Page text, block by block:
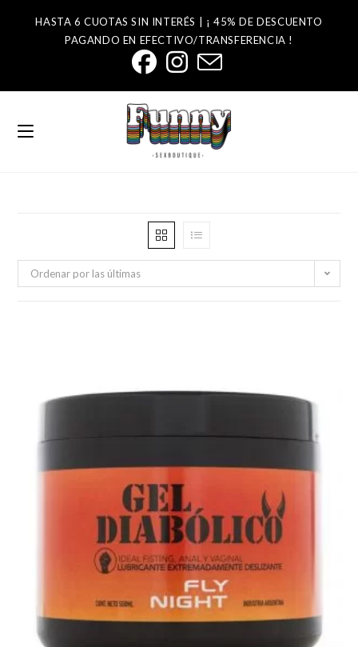
HASTA 6 CUOTAS SIN INTERÉS | ¡ 45% DE DESCUENTO
PAGANDO EN EFECTIVO/TRANSFERENCIA !
Ordenar por las últimas